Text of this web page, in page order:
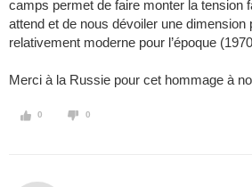
camps permet de faire monter la tension
attend et de nous dévoiler une dimension
relativement moderne pour l’époque
Merci à la Russie pour cet hommage à
0 0